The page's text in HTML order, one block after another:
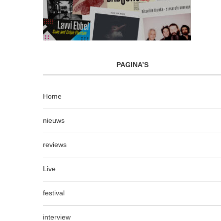
PAGINA’S
Home
nieuws
reviews
Live
festival
interview